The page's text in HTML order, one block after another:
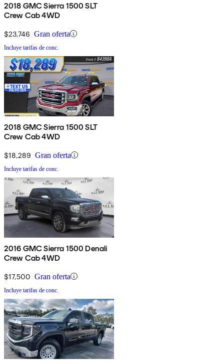
2018 GMC Sierra 1500 SLT
Crew Cab 4WD
$23,746 Gran oferta
Incluye tarifas de conc.
2018 GMC Sierra 1500 SLT
Crew Cab 4WD
$18,289 Gran oferta
Incluye tarifas de conc.
2016 GMC Sierra 1500 Denali
Crew Cab 4WD
$17,500 Gran oferta
Incluye tarifas de conc.